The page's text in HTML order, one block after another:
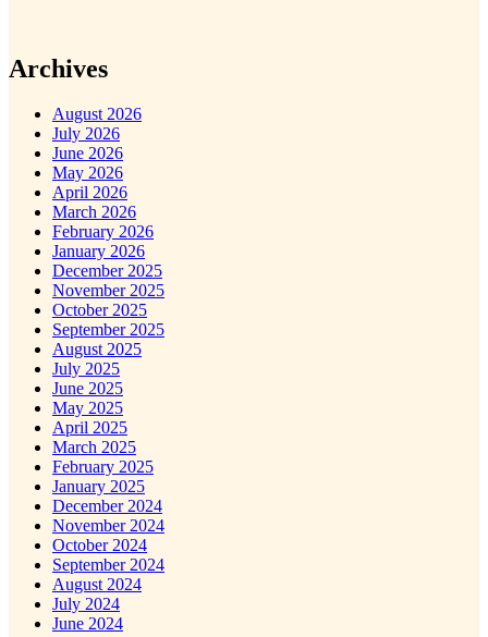
Archives
August 2026
July 2026
June 2026
May 2026
April 2026
March 2026
February 2026
January 2026
December 2025
November 2025
October 2025
September 2025
August 2025
July 2025
June 2025
May 2025
April 2025
March 2025
February 2025
January 2025
December 2024
November 2024
October 2024
September 2024
August 2024
July 2024
June 2024